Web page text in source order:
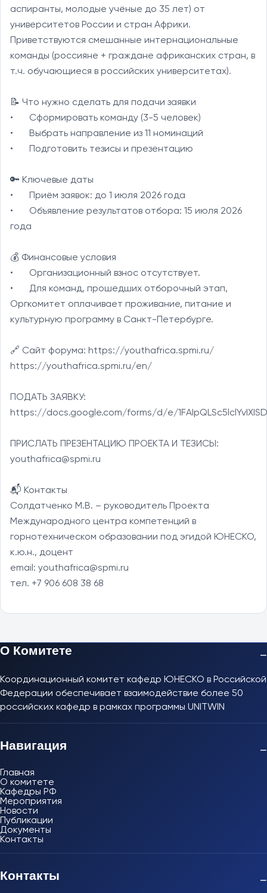
аспиранты, молодые учёные до 35 лет) от
университетов России и стран Африки.
Приветствуются смешанные интернациональные
команды (россияне + граждане африканских стран, в
т.ч. обучающиеся в российских университетах).
📝 Что нужно сделать для подачи заявки
•	Сформировать команду (3-5 человек)
•	Выбрать направление из 11 номинаций
•	Подготовить тезисы и презентацию
🔑 Ключевые даты
•	Приём заявок: до 1 июля 2026 года
•	Объявление результатов отбора: 15 июля 2026
года
💰 Финансовые условия
•	Организационный взнос отсутствует.
•	Для команд, прошедших отборочный этап,
Оргкомитет оплачивает проживание, питание и
культурную программу в Санкт-Петербурге.
🔗 Сайт форума: https://youthafrica.spmi.ru/
https://youthafrica.spmi.ru/en/
ПОДАТЬ ЗАЯВКУ:
https://docs.google.com/forms/d/e/
ПРИСЛАТЬ ПРЕЗЕНТАЦИЮ ПРОЕКТА И ТЕЗИСЫ:
youthafrica@spmi.ru
📬 Контакты
Солдатченко М.В. – руководитель Проекта
Международного центра компетенций в
горнотехническом образовании под эгидой ЮНЕСКО,
к.ю.н., доцент
email: youthafrica@spmi.ru
тел. +7 906 608 38 68
О Комитете −
Координационный комитет кафедр ЮНЕСКО в Российской
Федерации обеспечивает взаимодействие более 50
российских кафедр в рамках программы UNITWIN
Навигация −
Главная
О комитете
Кафедры РФ
Мероприятия
Новости
Публикации
Документы
Контакты
Контакты −